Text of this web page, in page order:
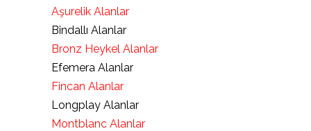
Aşurelik Alanlar
Bindallı Alanlar
Bronz Heykel Alanlar
Efemera Alanlar
Fincan Alanlar
Longplay Alanlar
Montblanc Alanlar